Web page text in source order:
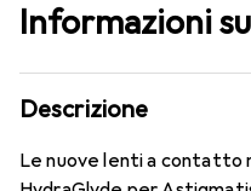
Informazioni
Descrizione
Le nuove lenti a contatto